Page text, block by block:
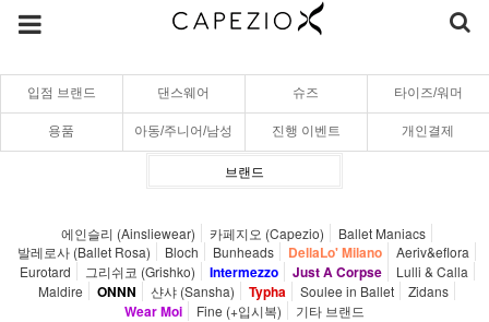
입점 브랜드 댄스웨어 슈즈 타이즈/워머
용품 아동/주니어/남성 진행 이벤트 개인결제
브랜드
에인슬리 (Ainsliewear) 카페지오 (Capezio)
Ballet Maniacs
발레로사 (Ballet Rosa)
Bloch Bunheads DellaLo' Milano
Aeriv&eflora
Eurotard
그리쉬코 (Grishko) Intermezzo Just A Corpse
Lulli & Calla
Maldire
ONNN 샨샤 (Sansha) Typha Soulee in Ballet Zidans
Wear Moi Fine (+입시복) 기타 브랜드